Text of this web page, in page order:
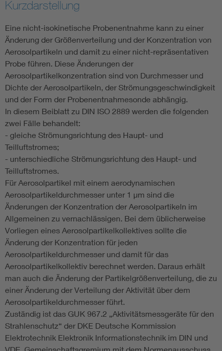
DIN VDE 0100 für sichere Elektroinstallationen
Elektrofachkraft (EFK)
Kurzdarstellung
Eine nicht-isokinetische Probenentnahme kann zu einer
Änderung der Größenverteilung und der Konzentration von
Aerosolpartikeln und damit zu einer nicht-repräsentativen
Probe führen. Diese Änderungen der
Aerosolpartikelkonzentration sind von Durchmesser und
Dichte der Aerosolpartikeln, der Strömungsgeschwindigkeit
und der Form der Probenentnahmesonde abhängig.
In diesem Beiblatt zu DIN ISO 2889 werden die folgenden
zwei Fälle behandelt:
- gleiche Strömungsrichtung des Haupt- und
Teilluftstromes;
- unterschiedliche Strömungsrichtung des Haupt- und
Teilluftstromes.
Für Aerosolpartikel mit einem aerodynamischen
Aerosolpartikeldurchmesser unter 1 µm sind die
Änderungen der Konzentration der Aerosolpartikeln im
Allgemeinen zu vernachlässigen. Bei dem üblicherweise
Vorliegen eines Aerosolpartikelkollektives sollte die
Änderung der Konzentration für jeden
Aerosolpartikeldurchmesser und damit für das
Aerosolpartikelkollektiv berechnet werden. Daraus erhält
man auch die Änderung der Partikelgrößenverteilung, die zu
einer Änderung der Verteilung der Aktivität über dem
Aerosolpartikeldurchmesser führt.
Zuständig ist das GUK 967.2 „Aktivitätsmessgeräte für den
Strahlenschutz“ der DKE Deutsche Kommission
Elektrotechnik Elektronik Informationstechnik im DIN und